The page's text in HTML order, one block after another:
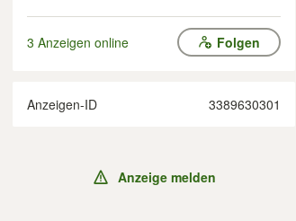
3 Anzeigen online Folgen
Anzeigen-ID 3389630301
Anzeige melden